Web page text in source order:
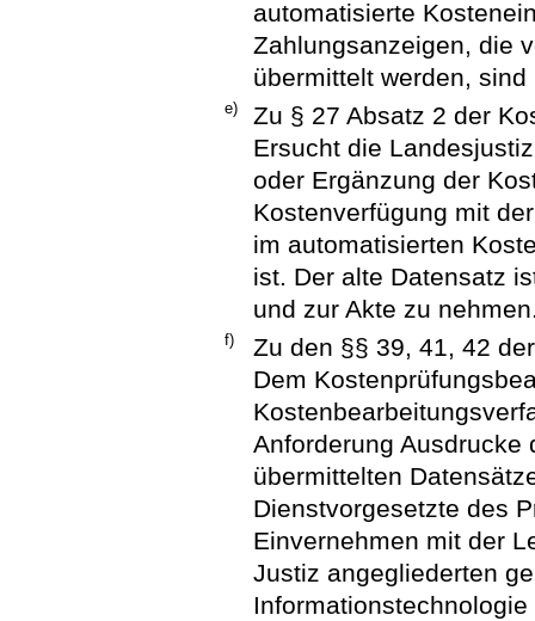
automatisierte
Zahlungsanzeigen, die
übermittelt werden,
e)
Zu § 27 Absatz 2 der
Ersucht die
oder Ergänzung der
Kostenverfügung mit
im automatisierten
ist. Der alte Datensatz
und zur Akte zu
f)
Zu den §§ 39, 41, 42
Dem
Anforderung
übermittelten
Dienstvorgesetzte des
Einvernehmen mit der
Justiz angegliederten